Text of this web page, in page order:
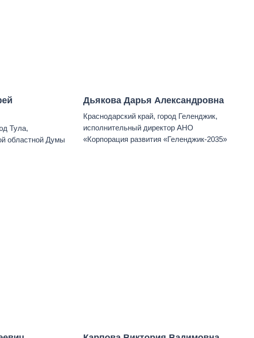
Тула,
областной Думы
Дьякова Дарья Александровна
Краснодарский край, город Геленджик,
исполнительный директор АНО
«Корпорация развития «Геленджик-2035»